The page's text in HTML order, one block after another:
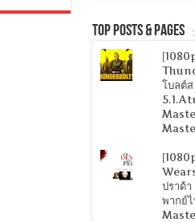
Top Posts & Pages
โบลต์ส
ปราด้า
พากย์